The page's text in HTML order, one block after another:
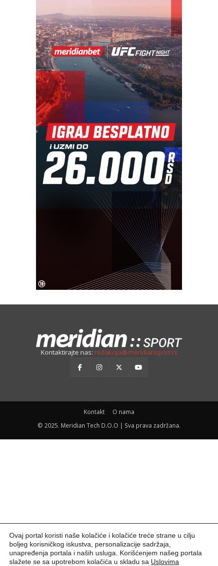
Kontaktirajte nas: redakcija@meridiansport.rs
Kontakt
O nama
© 2025. Meridian Tech D.O.O | Sva prava zadržana.
Ovaj portal koristi naše kolačiće i kolačiće treće strane u cilju
boljeg korisničkog iskustva, personalizacije sadržaja,
unapređenja portala i naših usluga. Korišćenjem našeg portala
slažete se sa upotrebom kolačića u skladu sa Uslovima